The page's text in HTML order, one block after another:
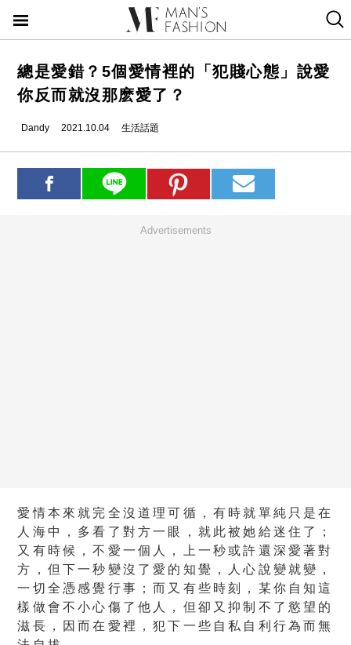
總是愛錯？5個愛情裡的「犯賤心態」說愛
你反而就沒那麽愛了？
Dandy 2021.10.04 生活話題
Advertisements
愛情本來就完全沒道理可循，有時就單純只是在
人海中，多看了對方一眼，就此被她給迷住了；
又有時候，不愛一個人，上一秒或許還深愛著對
方，但下一秒變沒了愛的知覺，人心說變就變，
一切全憑感覺行事；而又有些時刻，某你自知這
樣做會不小心傷了他人，但卻又抑制不了慾望的
滋長，因而在愛裡，犯下一些自私自利行為而無